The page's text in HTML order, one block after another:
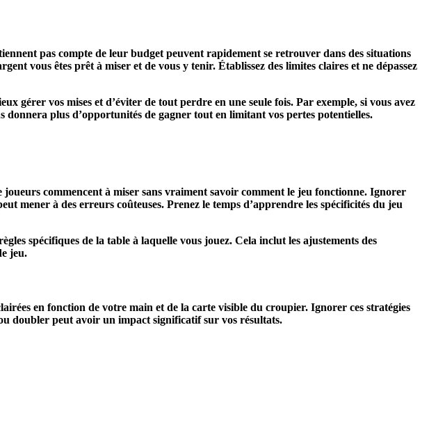
pas compte de leur budget peuvent rapidement se retrouver dans des situations
vous êtes prêt à miser et de vous y tenir. Établissez des limites claires et ne dépassez
gérer vos mises et d’éviter de tout perdre en une seule fois. Par exemple, si vous avez
donnera plus d’opportunités de gagner tout en limitant vos pertes potentielles.
commencent à miser sans vraiment savoir comment le jeu fonctionne. Ignorer
mener à des erreurs coûteuses. Prenez le temps d’apprendre les spécificités du jeu
spécifiques de la table à laquelle vous jouez. Cela inclut les ajustements des
jeu.
en fonction de votre main et de la carte visible du croupier. Ignorer ces stratégies
doubler peut avoir un impact significatif sur vos résultats.